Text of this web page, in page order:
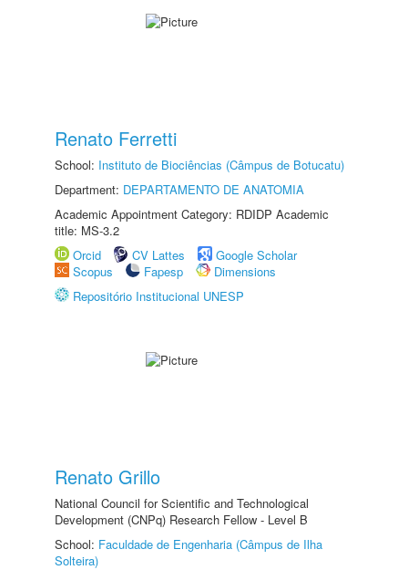
Renato Ferretti
School: Instituto de Biociências (Câmpus de Botucatu)
Department: DEPARTAMENTO DE ANATOMIA
Academic Appointment Category: RDIDP Academic
title: MS-3.2
Orcid
CV Lattes
Google Scholar
Scopus
Fapesp
Dimensions
Repositório Institucional UNESP
Renato Grillo
National Council for Scientific and Technological
Development (CNPq) Research Fellow - Level B
School: Faculdade de Engenharia (Câmpus de Ilha
Solteira)